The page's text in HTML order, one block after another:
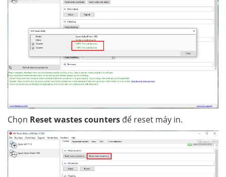
Chọn Reset wastes counters để reset máy in.